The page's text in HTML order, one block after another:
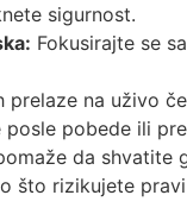
sigurnost.
Fokusirajte se
prelaze na uživo
pobede ili
da shvatite
što rizikujete